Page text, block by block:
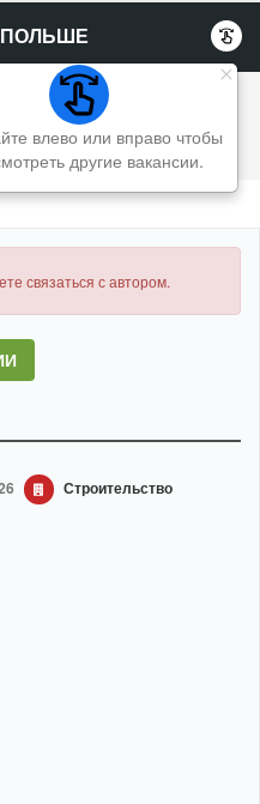
ПОЛЬШЕ
влево или вправо чтобы
другие вакансии.
Строительство
связаться с автором.
Строительство